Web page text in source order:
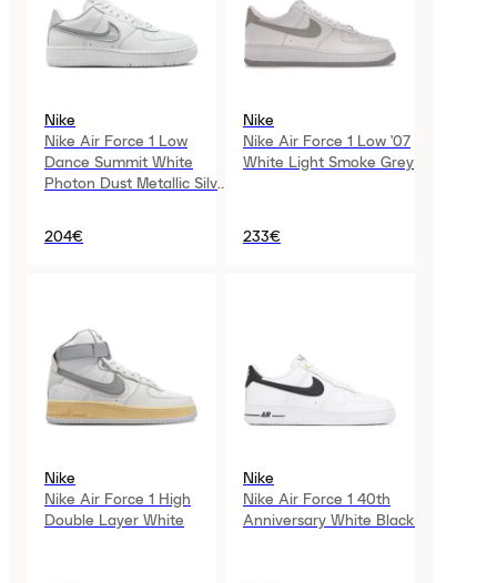
Nike
Nike Air Force 1 Low
Dance Summit White
Photon Dust Metallic Silver
204€
Nike
Nike Air Force 1 Low '07
White Light Smoke Grey
233€
Nike
Nike Air Force 1 High
Double Layer White
Nike
Nike Air Force 1 40th
Anniversary White Black